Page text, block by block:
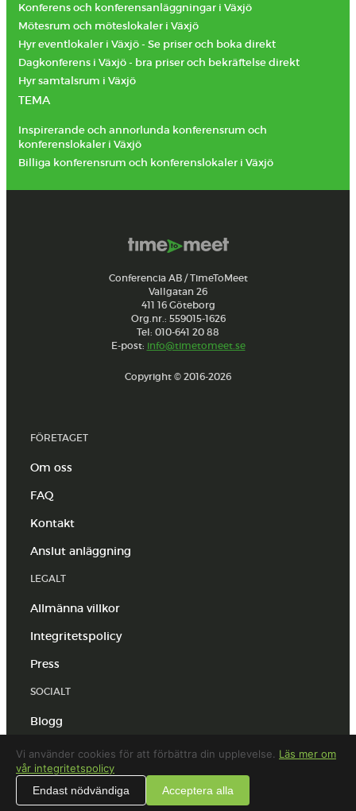
Konferens och konferensanläggningar i Växjö
Mötesrum och möteslokaler i Växjö
Hyr eventlokaler i Växjö - Se priser och boka direkt
Dagkonferens i Växjö - bra priser och bekräftelse direkt
Hyr samtalsrum i Växjö
TEMA
Inspirerande och annorlunda konferensrum och
konferenslokaler i Växjö
Billiga konferensrum och konferenslokaler i Växjö
Conferencia AB / TimeToMeet
Vallgatan 26
411 16 Göteborg
Org.nr.: 559015-1626
Tel: 010-641 20 88
E-post: info@timetomeet.se
Copyright © 2016-2026
FÖRETAGET
Om oss
FAQ
Kontakt
Anslut anläggning
LEGALT
Allmänna villkor
Integritetspolicy
Press
SOCIALT
Blogg
LinkedIn
Vi använder cookies för att förbättra din upplevelse. Läs mer om
vår integritetspolicy
Endast nödvändiga
Acceptera alla